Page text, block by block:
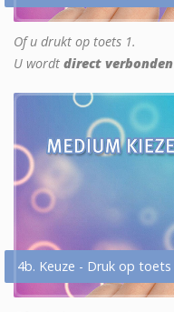
Of u drukt op toets 1.
U wordt direct
4b. Keuze - Druk op toets